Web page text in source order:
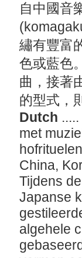
自中國音
繡有豐富
色或藍色
曲，接著
的型式，
Dutch
met
China,
Tijdens
Japanse
algehele